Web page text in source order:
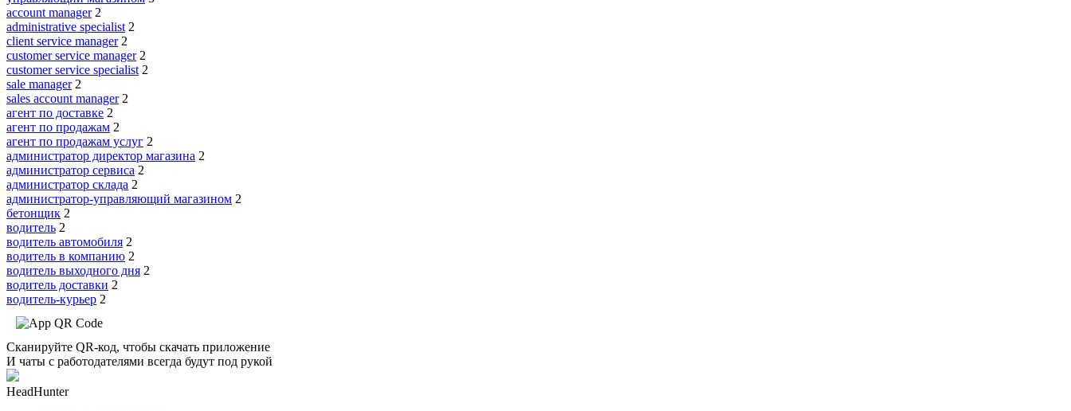
account manager 2
administrative specialist 2
client service manager 2
customer service manager 2
customer service specialist 2
sale manager 2
sales account manager 2
агент по доставке 2
агент по продажам 2
агент по продажам услуг 2
администратор директор магазина 2
администратор сервиса 2
администратор склада 2
администратор-управляющий магазином 2
бетонщик 2
водитель 2
водитель автомобиля 2
водитель в компанию 2
водитель выходного дня 2
водитель доставки 2
водитель-курьер 2
Сканируйте QR-код, чтобы скачать приложение
И чаты с работодателями всегда будут под рукой
HeadHunter